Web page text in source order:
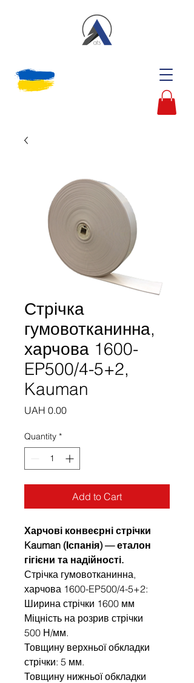
Стрічка
гумовотканинна,
харчова 1600-
EP500/4-5+2,
Kauman
UAH 0.00Price
Quantity *
Add to Cart
Харчові конвеєрні стрічки
Kauman (Іспанія) — еталон
гігієни та надійності.
Стрічка гумовотканинна,
харчова 1600-EP500/4-5+2:
Ширина стрічки 1600 мм
Міцність на розрив стрічки
500 Н/мм.
Товщину верхньої обкладки
стрічки: 5 мм.
Товщину нижньої обкладки